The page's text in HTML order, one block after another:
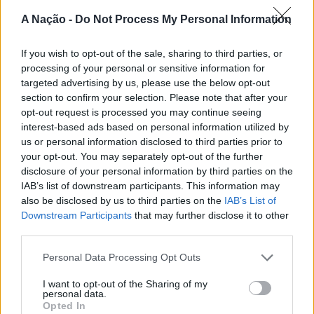
A Nação - Do Not Process My Personal Information
If you wish to opt-out of the sale, sharing to third parties, or
processing of your personal or sensitive information for
targeted advertising by us, please use the below opt-out
section to confirm your selection. Please note that after your
opt-out request is processed you may continue seeing
interest-based ads based on personal information utilized by
us or personal information disclosed to third parties prior to
your opt-out. You may separately opt-out of the further
disclosure of your personal information by third parties on the
IAB’s list of downstream participants. This information may
also be disclosed by us to third parties on the IAB’s List of
Downstream Participants that may further disclose it to other
Personal Data Processing Opt Outs
I want to opt-out of the Sharing of my
personal data.
Opted In
e realizada anualmente na “Cidade Neve”, a feira conjuga
tradição, atividade económica, comércio, gastronomia,
animação cultural e divulgação empresarial,
constituindo um dos principais momentos de promoção
do município e da Beira Interior.
Para António Carlos, o crescimento alcançado ao longo
dos últimos anos representa o cumprimento dos
objetivos que traçou quando iniciou o seu percurso no
setor imobiliário. O empresário considera que o
reconhecimento conquistado resulta da proximidade
com a comunidade e da capacidade de apoiar não apenas
compradores e vendedores, mas também iniciativas
sua presença em vários concelhos da Beira Interior e
alargar a atividade além-fronteiras”.
“O meu sentimento é de promessa cumprida, promessa
CONTINUAR A LER
ATUALIDADE
Rio de Janeiro: Governo do Estado
propõe parceria com a FUNCEX para
“reforçar inteligência sobre
comércio exterior”
Publicado 17 horas atrás on 06/08/2026
Por Ígor Lopes
O Governo do Estado do Rio de Janeiro, Brasil, solicitou
o apoio técnico da Fundação de Comércio Exterior e